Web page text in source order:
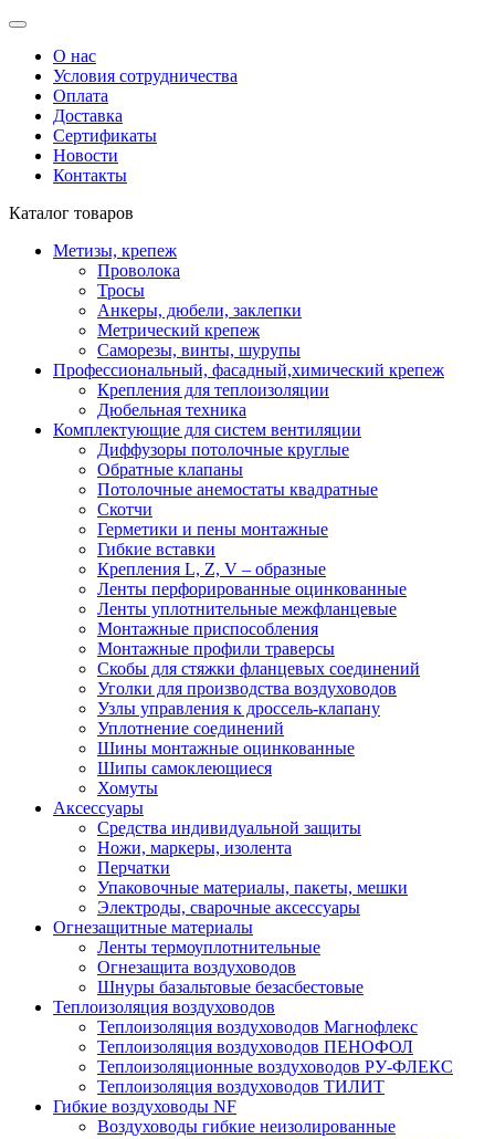
О нас
Условия сотрудничества
Оплата
Доставка
Сертификаты
Новости
Контакты
Каталог товаров
Метизы, крепеж
Проволока
Тросы
Анкеры, дюбели, заклепки
Метрический крепеж
Саморезы, винты, шурупы
Профессиональный, фасадный,химический крепеж
Крепления для теплоизоляции
Дюбельная техника
Комплектующие для систем вентиляции
Диффузоры потолочные круглые
Обратные клапаны
Потолочные анемостаты квадратные
Скотчи
Герметики и пены монтажные
Гибкие вставки
Крепления L, Z, V – образные
Ленты перфорированные оцинкованные
Ленты уплотнительные межфланцевые
Монтажные приспособления
Монтажные профили траверсы
Скобы для стяжки фланцевых соединений
Уголки для производства воздуховодов
Узлы управления к дроссель-клапану
Уплотнение соединений
Шины монтажные оцинкованные
Шипы самоклеющиеся
Хомуты
Аксессуары
Средства индивидуальной защиты
Ножи, маркеры, изолента
Перчатки
Упаковочные материалы, пакеты, мешки
Электроды, сварочные аксессуары
Огнезащитные материалы
Ленты термоуплотнительные
Огнезащита воздуховодов
Шнуры базальтовые безасбестовые
Теплоизоляция воздуховодов
Теплоизоляция воздуховодов Магнофлекс
Теплоизоляция воздуховодов ПЕНОФОЛ
Теплоизоляционные воздуховодов РУ-ФЛЕКС
Теплоизоляция воздуховодов ТИЛИТ
Гибкие воздуховоды NF
Воздуховоды гибкие неизолированные